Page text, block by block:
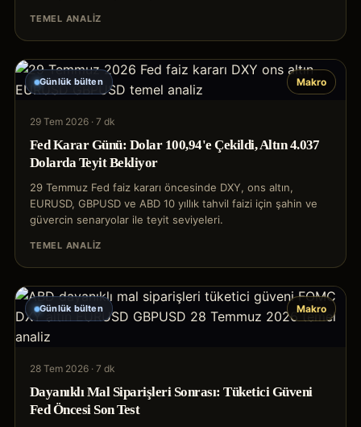
TEMEL ANALIZ
Makro
Günlük bülten
29 Tem 2026 · 7 dk
Fed Karar Günü: Dolar 100,94'e Çekildi, Altın 4.037
Dolarda Teyit Bekliyor
29 Temmuz Fed faiz kararı öncesinde DXY, ons altın,
EURUSD, GBPUSD ve ABD 10 yıllık tahvil faizi için şahin ve
güvercin senaryolar ile teyit seviyeleri.
TEMEL ANALIZ
Makro
Günlük bülten
28 Tem 2026 · 7 dk
Dayanıklı Mal Siparişleri Sonrası: Tüketici Güveni
Fed Öncesi Son Test